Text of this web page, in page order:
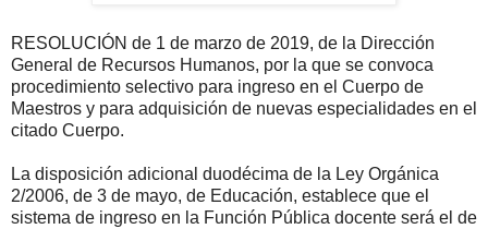
RESOLUCIÓN de 1 de marzo de 2019, de la Dirección
General de Recursos Humanos, por la que se convoca
procedimiento selectivo para ingreso en el Cuerpo de
Maestros y para adquisición de nuevas especialidades en el
citado Cuerpo.
La disposición adicional duodécima de la Ley Orgánica
2/2006, de 3 de mayo, de Educación, establece que el
sistema de ingreso en la Función Pública docente será el de